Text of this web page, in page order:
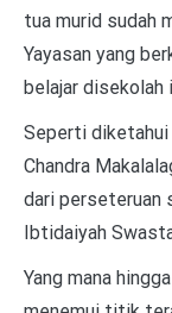
tua murid sudah
Yayasan yang
belajar disekolah
Seperti diketahui
Chandra
dari perseteruan
Ibtidaiyah
Yang mana